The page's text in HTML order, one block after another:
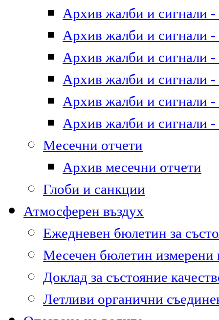
Архив жалби и сигнали -
Архив жалби и сигнали -
Архив жалби и сигнали -
Архив жалби и сигнали -
Архив жалби и сигнали -
Архив жалби и сигнали -
Месечни отчети
Архив месечни отчети
Глоби и санкции
Атмосферен въздух
Ежедневен бюлетин за
Месечен бюлетин
Доклад за състояние
Летливи органични